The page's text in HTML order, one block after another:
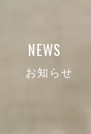
NEWS
お知らせ